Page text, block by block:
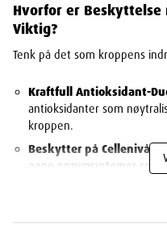
Hvorfor er
Viktig?
Tenk på det som kroppens
Kraftfull Antioksidant-
antioksidanter som
kroppen.
Beskytter på Cellenivå:
egne enzymsystemer
cellene, bidrar